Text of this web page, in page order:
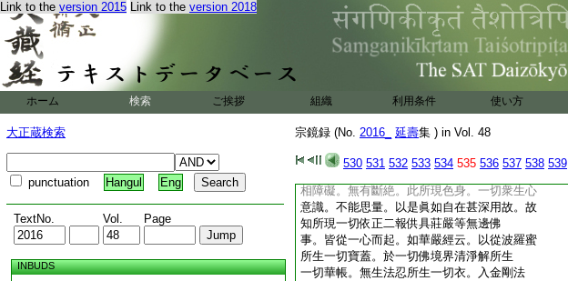
Link to the version 2015 Link to the version 2018
ホーム 検索 ご挨拶 組織 利用条件 使い方
大正蔵検索
punctuation Hangul Eng
TextNo. Vol. Page
INBUDS
宗鏡録 (No. 2016_ 延壽集 ) in Vol. 48
530 531 532 533 534 535 536 537 538 539
＊慧日永明寺主智覺禪師延壽集
夫眞心無形妙體絶相。云何有報化莊嚴等
答諸佛法身如眞金。相好似金莊嚴具。
以金作具體用全同。從心現色性相無二。如
起信論問云。若佛法身無有種種差別色相。
云何能現種種諸色。答。以法身是色實體故。
能現種種色。謂從本已來色心無二。以色本
性即心自性。説名智身。以心本性即色自性。
説名法身。依於法身。一切如來所現色身。遍一
切處無有間斷。十方菩薩。隨所堪任。隨所願
相障礙。無有斷絶。此所現色身。一切衆生心
意識。不能思量。以是眞如自在甚深用故。故
知所現一切依正二報供具莊嚴等無邊佛
事。皆從一心而起。如華嚴經云。以從波羅蜜
所生一切寶蓋。於一切佛境界清淨解所生
一切華帳。無生法忍所生一切衣。入金剛法